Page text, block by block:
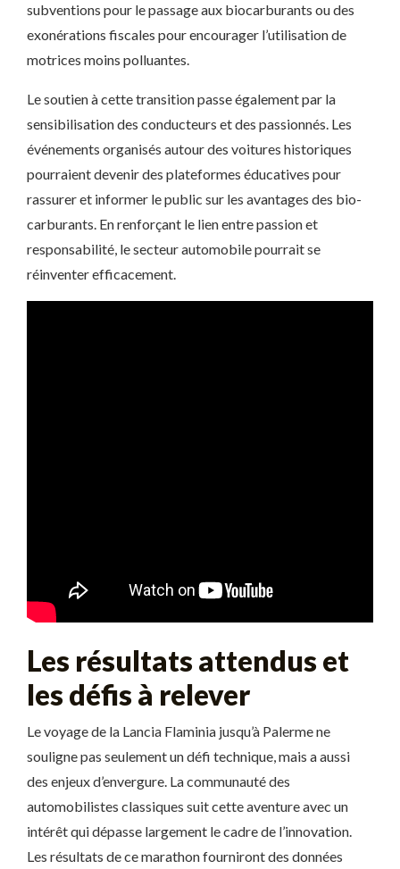
subventions pour le passage aux biocarburants ou des
exonérations fiscales pour encourager l’utilisation de
motrices moins polluantes.
Le soutien à cette transition passe également par la
sensibilisation des conducteurs et des passionnés. Les
événements organisés autour des voitures historiques
pourraient devenir des plateformes éducatives pour
rassurer et informer le public sur les avantages des bio-
carburants. En renforçant le lien entre passion et
responsabilité, le secteur automobile pourrait se
réinventer efficacement.
Les résultats attendus et
les défis à relever
Le voyage de la Lancia Flaminia jusqu’à Palerme ne
souligne pas seulement un défi technique, mais a aussi
des enjeux d’envergure. La communauté des
automobilistes classiques suit cette aventure avec un
intérêt qui dépasse largement le cadre de l’innovation.
Les résultats de ce marathon fourniront des données